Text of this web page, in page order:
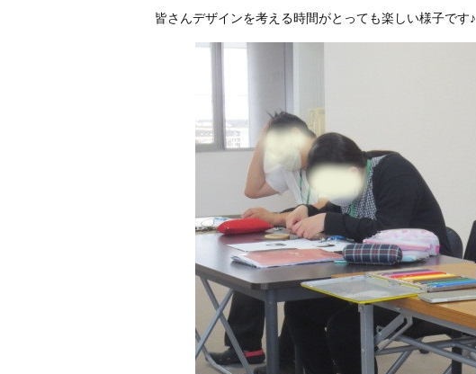
皆さんデザインを考える時間がとっても楽しい様子です♪